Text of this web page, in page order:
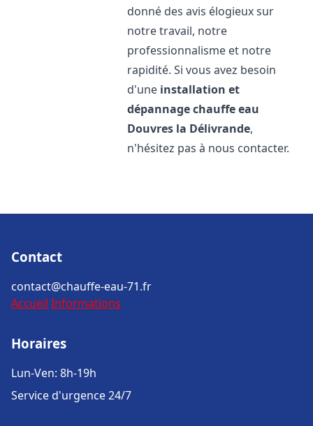
donné des avis élogieux sur
notre travail, notre
professionnalisme et notre
rapidité. Si vous avez besoin
d'une installation et
dépannage chauffe eau
Douvres la Délivrande,
n'hésitez pas à nous contacter.
Contact
contact@chauffe-eau-71.fr
Accueil Informations
Horaires
Lun-Ven: 8h-19h
Service d'urgence 24/7